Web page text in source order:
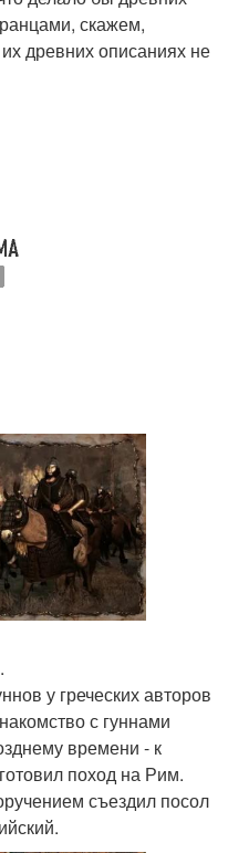
скажем,
древних описаниях не
у греческих авторов
с гуннами
времени - к
поход на Рим.
съездил посол